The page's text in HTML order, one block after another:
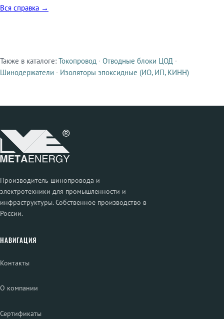
Вся справка →
Смежные продукты
Также в каталоге: Токопровод · Отводные блоки ЦОД ·
Шинодержатели · Изоляторы эпоксидные (ИО, ИП, КИНН)
Производитель шинопровода и
электротехники для промышленности и
инфраструктуры. Собственное производство в
России.
НАВИГАЦИЯ
Контакты
О компании
Сертификаты